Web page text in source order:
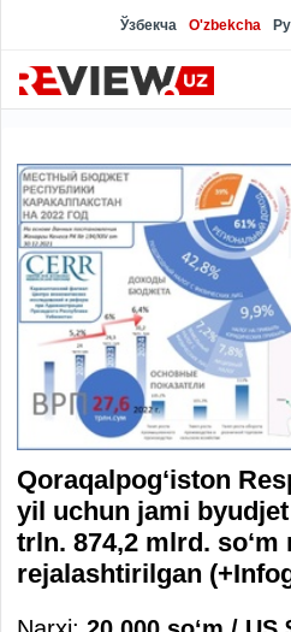
Ўзбекча O'zbekcha
Qoraqalpog‘iston
yil uchun jami
trln. 874,2 mlrd.
rejalashtirilgan